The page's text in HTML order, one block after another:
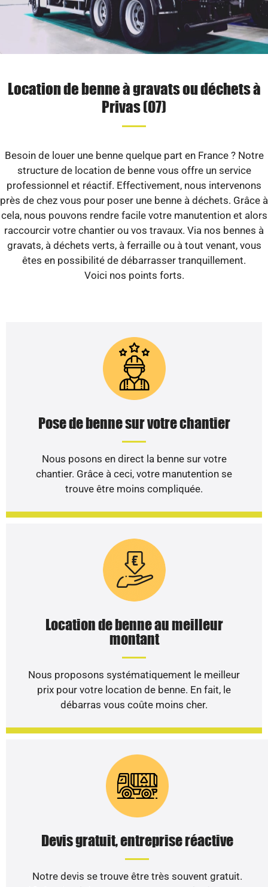
Location de benne à gravats ou déchets à
Privas (07)
Besoin de louer une benne quelque part en France ? Notre
structure de location de benne vous offre un service
professionnel et réactif. Effectivement, nous intervenons
près de chez vous pour poser une benne à déchets. Grâce à
cela, nous pouvons rendre facile votre manutention et alors
raccourcir votre chantier ou vos travaux. Via nos bennes à
gravats, à déchets verts, à ferraille ou à tout venant, vous
êtes en possibilité de débarrasser tranquillement.
Voici nos points forts.
Pose de benne sur votre chantier
Nous posons en direct la benne sur votre
chantier. Grâce à ceci, votre manutention se
trouve être moins compliquée.
Location de benne au meilleur
montant
Nous proposons systématiquement le meilleur
prix pour votre location de benne. En fait, le
débarras vous coûte moins cher.
Devis gratuit, entreprise réactive
Notre devis se trouve être très souvent gratuit.